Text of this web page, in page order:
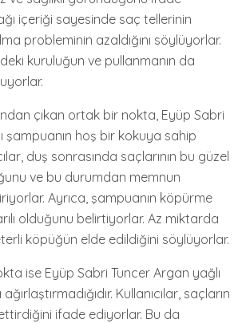
içeriği sayesinde saç tellerinin
probleminin azaldığını söylüyorlar.
kuruluğun ve pullanmanın da
çıkan ortak bir nokta, Eyüp Sabri
şampuanın hoş bir kokuya sahip
duş sonrasında saçlarının bu güzel
ve bu durumdan memnun
Ayrıca, şampuanın köpürme
olduğunu belirtiyorlar. Az miktarda
köpüğün elde edildiğini söylüyorlar.
ise Eyüp Sabri Tuncer Argan yağlı
Kullanıcılar, saçların
ifade ediyorlar. Bu da